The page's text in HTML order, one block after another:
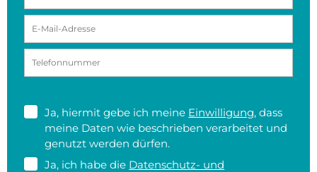
Ja, hiermit gebe ich meine Einwilligung, dass
meine Daten wie beschrieben verarbeitet und
genutzt werden dürfen.
Ja, ich habe die Datenschutz- und